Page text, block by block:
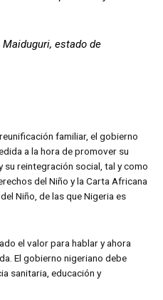
Maiduguri, estado de
familiar, el gobierno
a la hora de promover su
reintegración social, tal y como
del Niño y la Carta Africana
Niño, de las que Nigeria es
el valor para hablar y ahora
El gobierno nigeriano debe
sanitaria, educación y